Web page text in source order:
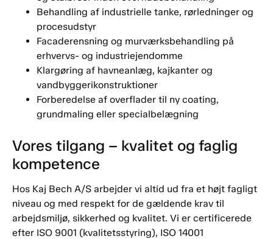
Behandling af industrielle tanke, rørledninger og
procesudstyr
Facaderensning og murværksbehandling på
erhvervs- og industriejendomme
Klargøring af havneanlæg, kajkanter og
vandbyggerikonstruktioner
Forberedelse af overflader til ny coating,
grundmaling eller specialbelægning
Vores tilgang – kvalitet og faglig
kompetence
Hos Kaj Bech A/S arbejder vi altid ud fra et højt fagligt
niveau og med respekt for de gældende krav til
arbejdsmiljø, sikkerhed og kvalitet. Vi er certificerede
efter ISO 9001 (kvalitetsstyring), ISO 14001